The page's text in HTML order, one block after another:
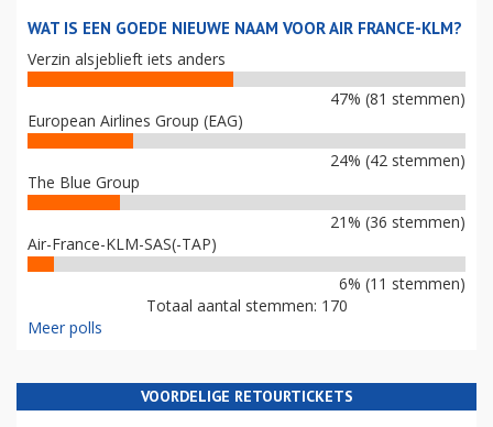
WAT IS EEN GOEDE NIEUWE NAAM VOOR AIR FRANCE-KLM?
Verzin alsjeblieft iets anders
47% (81 stemmen)
European Airlines Group (EAG)
24% (42 stemmen)
The Blue Group
21% (36 stemmen)
Air-France-KLM-SAS(-TAP)
6% (11 stemmen)
Totaal aantal stemmen: 170
Meer polls
VOORDELIGE RETOURTICKETS